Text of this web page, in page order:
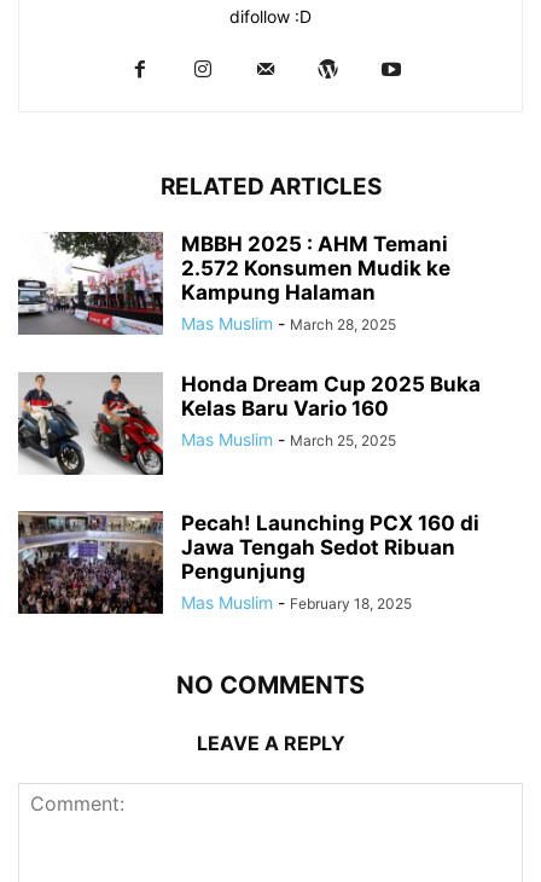
difollow :D
RELATED ARTICLES
MBBH 2025 : AHM Temani
2.572 Konsumen Mudik ke
Kampung Halaman
Mas Muslim - March 28, 2025
Honda Dream Cup 2025 Buka
Kelas Baru Vario 160
Mas Muslim - March 25, 2025
Pecah! Launching PCX 160 di
Jawa Tengah Sedot Ribuan
Pengunjung
Mas Muslim - February 18, 2025
NO COMMENTS
LEAVE A REPLY